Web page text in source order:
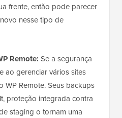
frente, então pode parecer
nesse tipo de
Remote: Se a segurança
ao gerenciar vários sites
WP Remote. Seus backups
proteção integrada contra
staging o tornam uma